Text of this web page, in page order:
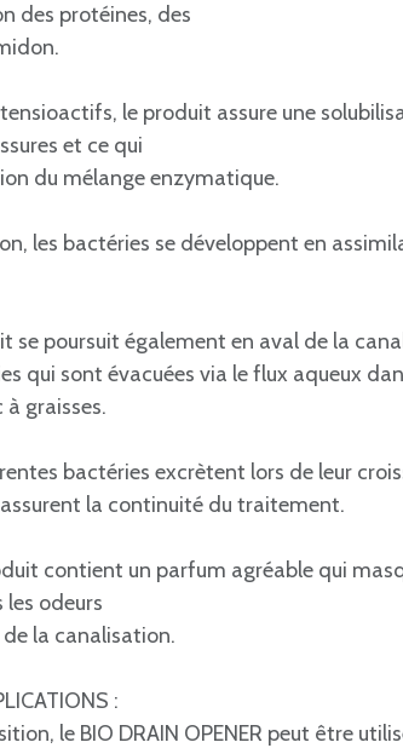
des protéines, des
le produit assure une
et ce qui
du mélange enzymatique.
les bactéries se développent en
se poursuit également en aval de la
qui sont évacuées via le flux aqueux
graisses.
bactéries excrètent lors de leur
la continuité du traitement.
contient un parfum agréable qui
odeurs
la canalisation.
:
le BIO DRAIN OPENER peut être